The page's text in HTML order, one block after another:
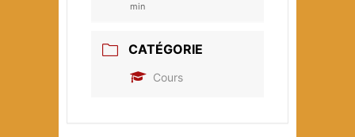
min
CATÉGORIE
Cours